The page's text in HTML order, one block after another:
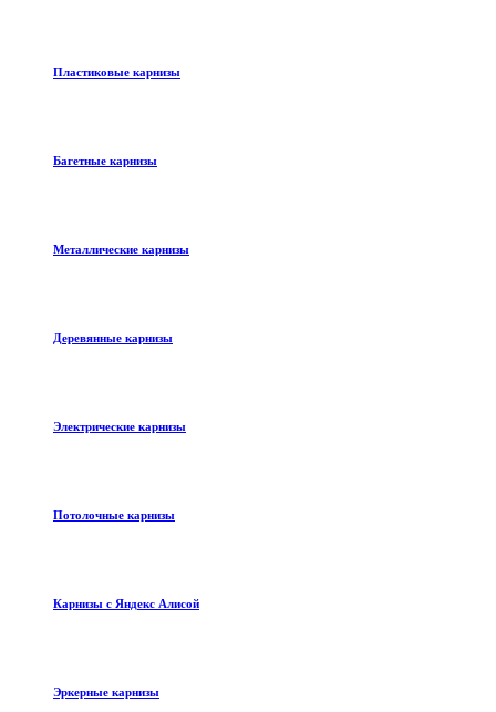
Пластиковые карнизы
Багетные карнизы
Металлические карнизы
Деревянные карнизы
Электрические карнизы
Потолочные карнизы
Карнизы с Яндекс Алисой
Эркерные карнизы